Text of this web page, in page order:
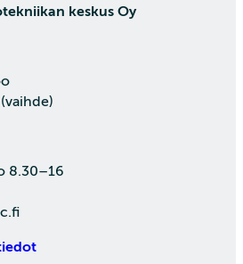
keskus Oy
8.30–16